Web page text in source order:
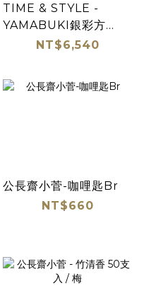
TIME & STYLE -
YAMABUKI銀彩方
盤/21cmNT$6,540
公長齋小菅-咖哩匙Br
NT$660